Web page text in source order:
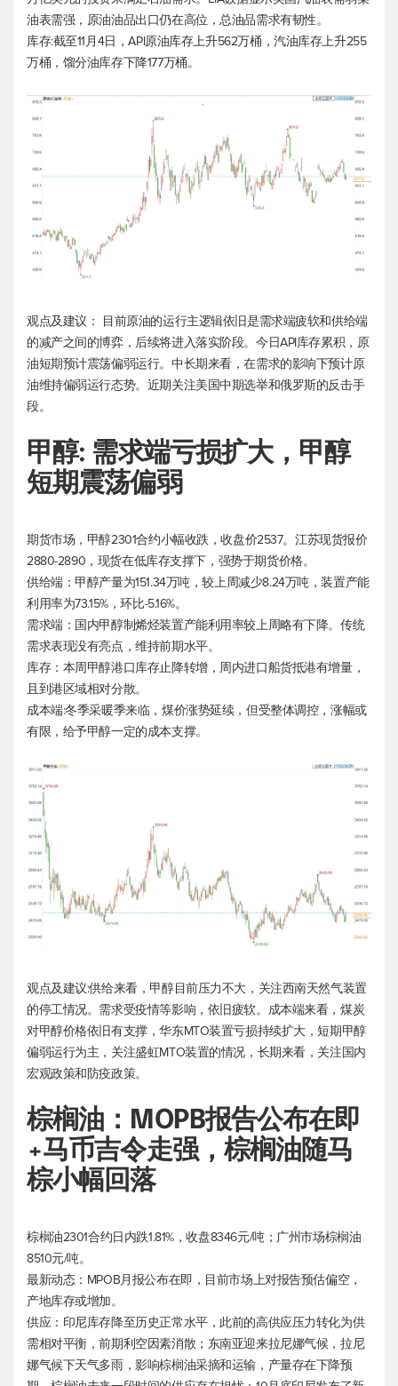
油表需强，原油油品出口仍在高位，总油品需求有韧性。
库存:截至11月4日，API原油库存上升562万桶，汽油库存上升255
万桶，馏分油库存下降177万桶。
观点及建议： 目前原油的运行主逻辑依旧是需求端疲软和供给端
的减产之间的博弈，后续将进入落实阶段。今日API库存累积，原
油短期预计震荡偏弱运行。中长期来看，在需求的影响下预计原
油维持偏弱运行态势。近期关注美国中期选举和俄罗斯的反击手
段。
甲醇: 需求端亏损扩大，甲醇
短期震荡偏弱
期货市场，甲醇2301合约小幅收跌，收盘价2537。江苏现货报价
2880-2890，现货在低库存支撑下，强势于期货价格。
供给端：甲醇产量为151.34万吨，较上周减少8.24万吨，装置产能
利用率为73.15%，环比-5.16%。
需求端：国内甲醇制烯烃装置产能利用率较上周略有下降。传统
需求表现没有亮点，维持前期水平。
库存：本周甲醇港口库存止降转增，周内进口船货抵港有增量，
且到港区域相对分散。
成本端:冬季采暖季来临，煤价涨势延续，但受整体调控，涨幅或
有限，给予甲醇一定的成本支撑。
观点及建议:供给来看，甲醇目前压力不大，关注西南天然气装置
的停工情况。需求受疫情等影响，依旧疲软。成本端来看，煤炭
对甲醇价格依旧有支撑，华东MTO装置亏损持续扩大，短期甲醇
偏弱运行为主，关注盛虹MTO装置的情况，长期来看，关注国内
宏观政策和防疫政策。
棕榈油：MOPB报告公布在即
+马币吉令走强，棕榈油随马
棕小幅回落
棕榈油2301合约日内跌1.81%，收盘8346元/吨；广州市场棕榈油
8510元/吨。
最新动态：MPOB月报公布在即，目前市场上对报告预估偏空，
产地库存或增加。
供应：印尼库存降至历史正常水平，此前的高供应压力转化为供
需相对平衡，前期利空因素消散；东南亚迎来拉尼娜气候，拉尼
娜气候下天气多雨，影响棕榈油采摘和运输，产量存在下降预